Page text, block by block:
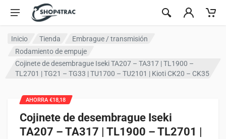
Ir al contenido
Inicio Tienda
Embrague / transmisión
Rodamiento de empuje
Cojinete de desembrague Iseki TA207 – TA317 | TL1900 –
TL2701 | TG21 – TG33 | TU1700 – TU2101 | Kioti CK20 – CK35
Cojinete de desembrague Iseki
TA207 – TA317 | TL1900 – TL2701 |
AHORRA €18,18